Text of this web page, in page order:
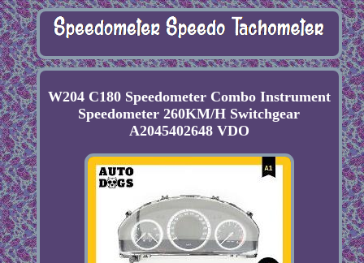
W204 C180 Speedometer Combo Instrument
Speedometer 260KM/H Switchgear
A2045402648 VDO